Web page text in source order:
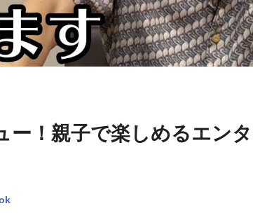
ー！親子で楽しめるエンタ